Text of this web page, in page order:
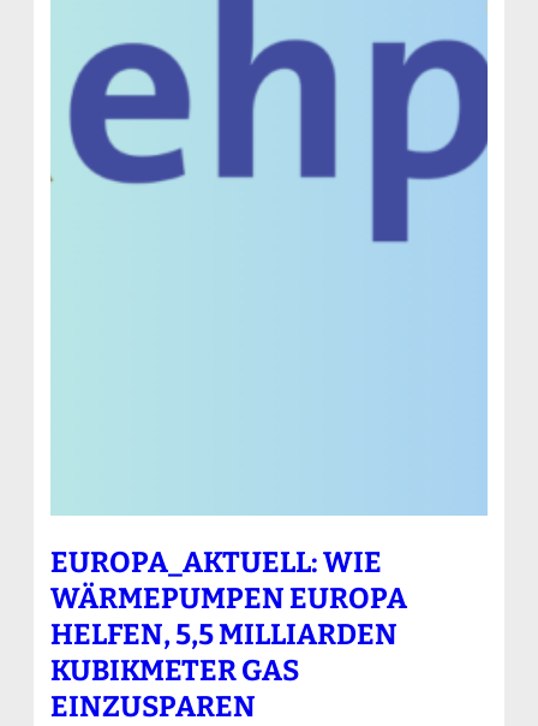
EUROPA_AKTUELL: WIE
WÄRMEPUMPEN EUROPA
HELFEN, 5,5 MILLIARDEN
KUBIKMETER GAS
EINZUSPAREN